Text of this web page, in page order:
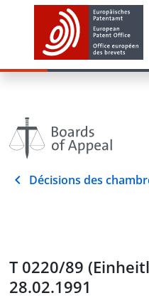
Décisions des
T 0220/89
28.02.1991